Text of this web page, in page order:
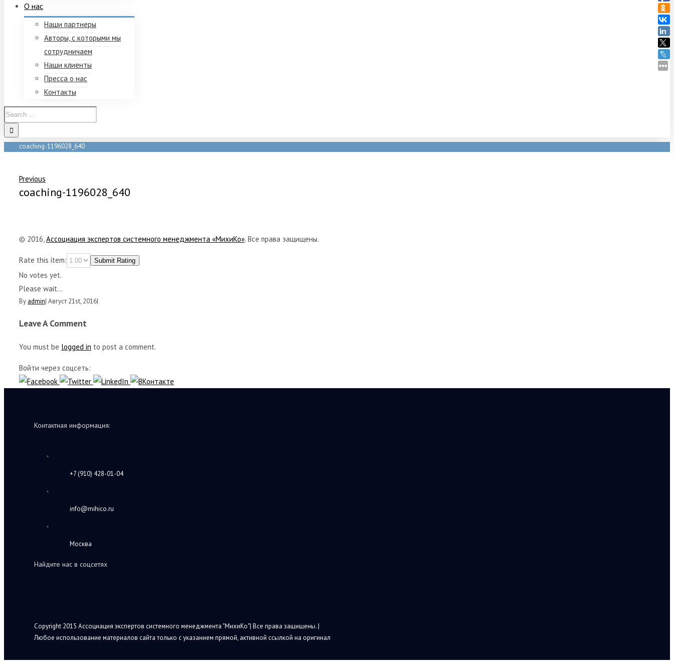
О нас
Наши партнеры
Авторы, с которыми мы
сотрудничаем
Наши клиенты
Пресса о нас
Контакты
coaching-1196028_640
Previous
coaching-1196028_640
© 2016,Ассоциация экспертов системного менеджмента «МихиКо». Все права защищены.
Rate this item: Submit Rating
No votes yet.
Please wait...
By admin| Август 21st, 2016|
Leave A Comment
You must be logged in to post a comment.
Войти через соцсеть:
Контактная информация:
+7 (910) 428-01-04
info@mihico.ru
Москва
Найдите нас в соцсетях
Copyright 2015 Ассоциация экспертов системного менеджмента "МихиКо"| Все права защищены. |
Любое использование материалов сайта только с указанием прямой, активной ссылкой на оригинал